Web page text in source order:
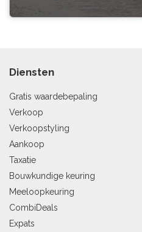
Diensten
Gratis waardebepaling
Verkoop
Verkoopstyling
Aankoop
Taxatie
Bouwkundige keuring
Meeloopkeuring
CombiDeals
Expats